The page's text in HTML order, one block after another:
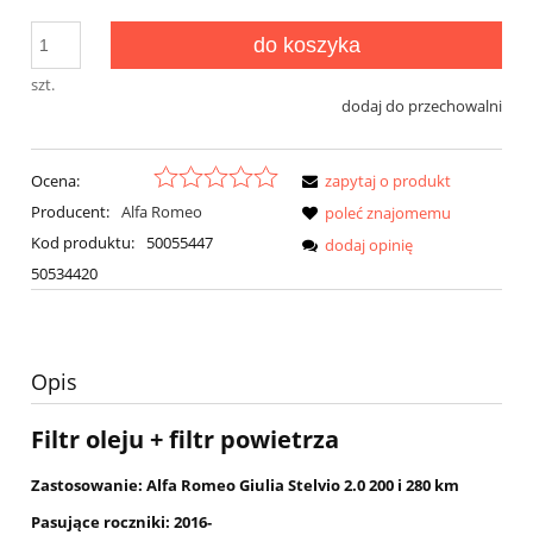
szt.
do koszyka
dodaj do przechowalni
Ocena:
Producent: Alfa Romeo
Kod produktu:
50055447
50534420
zapytaj o produkt
poleć znajomemu
dodaj opinię
Opis
Filtr oleju + filtr powietrza
Zastosowanie: Alfa Romeo Giulia Stelvio 2.0 200 i 280 km
Pasujące roczniki: 2016-